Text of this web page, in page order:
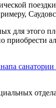
для этого
приобрести
санатории